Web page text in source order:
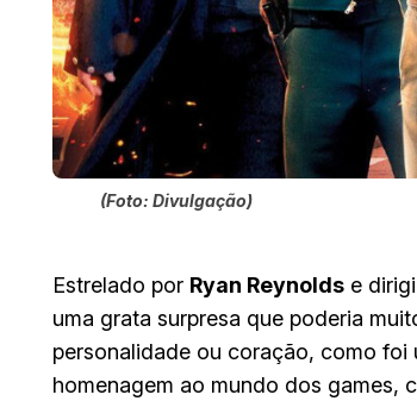
(Foto: Divulgação)
Estrelado por Ryan Reynolds e
uma grata surpresa que poderia
personalidade ou coração, como foi
homenagem ao mundo dos games,